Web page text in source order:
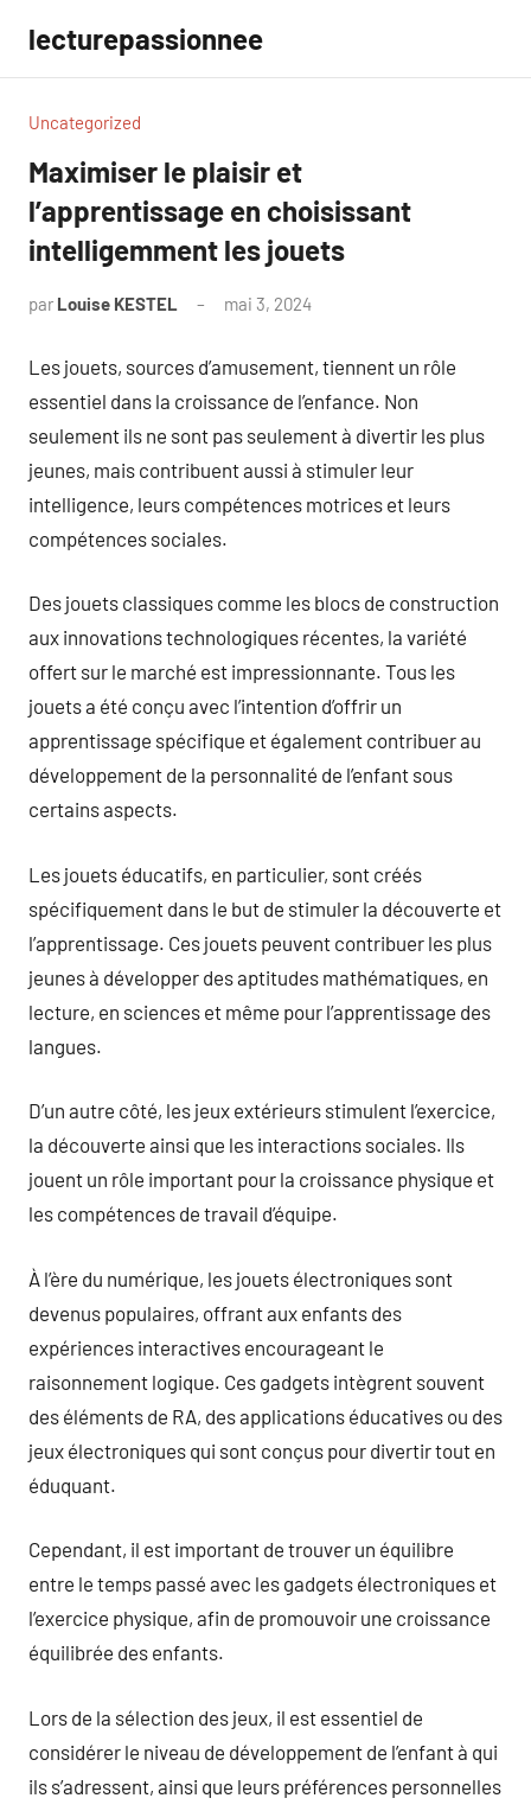
contenu
lecturepassionnee
Uncategorized
Maximiser le plaisir et
l’apprentissage en choisissant
intelligemment les jouets
par Louise KESTEL mai 3, 2024
Les jouets, sources d’amusement, tiennent un rôle
essentiel dans la croissance de l’enfance. Non
seulement ils ne sont pas seulement à divertir les plus
jeunes, mais contribuent aussi à stimuler leur
intelligence, leurs compétences motrices et leurs
compétences sociales.
Des jouets classiques comme les blocs de construction
aux innovations technologiques récentes, la variété
offert sur le marché est impressionnante. Tous les
jouets a été conçu avec l’intention d’offrir un
apprentissage spécifique et également contribuer au
développement de la personnalité de l’enfant sous
certains aspects.
Les jouets éducatifs, en particulier, sont créés
spécifiquement dans le but de stimuler la découverte et
l’apprentissage. Ces jouets peuvent contribuer les plus
jeunes à développer des aptitudes mathématiques, en
lecture, en sciences et même pour l’apprentissage des
langues.
D’un autre côté, les jeux extérieurs stimulent l’exercice,
la découverte ainsi que les interactions sociales. Ils
jouent un rôle important pour la croissance physique et
les compétences de travail d’équipe.
À l’ère du numérique, les jouets électroniques sont
devenus populaires, offrant aux enfants des
expériences interactives encourageant le
raisonnement logique. Ces gadgets intègrent souvent
des éléments de RA, des applications éducatives ou des
jeux électroniques qui sont conçus pour divertir tout en
éduquant.
Cependant, il est important de trouver un équilibre
entre le temps passé avec les gadgets électroniques et
l’exercice physique, afin de promouvoir une croissance
équilibrée des enfants.
Lors de la sélection des jeux, il est essentiel de
considérer le niveau de développement de l’enfant à qui
ils s’adressent, ainsi que leurs préférences personnelles